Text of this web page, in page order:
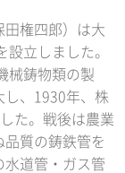
田権四郎）は大
立しました。
械鋳物類の製
し、1930年、株
た。戦後は農業
質の鋳鉄管を
水道管・ガス管